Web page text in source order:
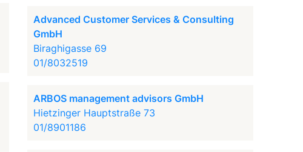
Advanced Customer Services & Consulting
GmbH
Biraghigasse 69
01/8032519
ARBOS management advisors GmbH
Hietzinger Hauptstraße 73
01/8901186